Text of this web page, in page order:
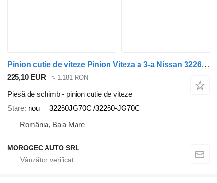
Pinion cutie de viteze Pinion Viteza a 3-a Nissan 32260JG70C pentru automobil Nissan Qashqai
225,10 EUR ≈ 1.181 RON
Piesă de schimb - pinion cutie de viteze
Stare nou
32260JG70C /32260-JG70C
România, Baia Mare
MOROGEC AUTO SRL